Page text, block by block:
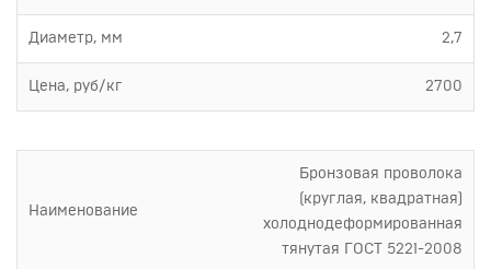
Диаметр, мм 2,7
Цена, руб/кг 2700
Наименование
Бронзовая проволока
(круглая, квадратная)
холоднодеформированная
тянутая ГОСТ 5221-2008